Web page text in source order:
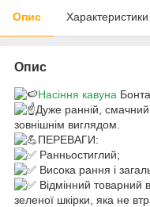
Опис Характеристики
Опис
Насіння кавуна
Дуже ранній, смачний
зовнішнім виглядом.
ПЕРЕВАГИ:
Ранньостиглий;
Висока рання і
Відмінний товарний
зеленої шкірки, яка не